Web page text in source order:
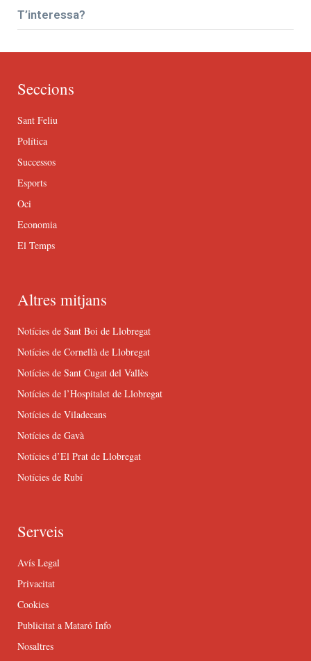
T’interessa?
Seccions
Sant Feliu
Política
Successos
Esports
Oci
Economia
El Temps
Altres mitjans
Notícies de Sant Boi de Llobregat
Notícies de Cornellà de Llobregat
Notícies de Sant Cugat del Vallès
Notícies de l’Hospitalet de Llobregat
Notícies de Viladecans
Notícies de Gavà
Notícies d’El Prat de Llobregat
Notícies de Rubí
Serveis
Avís Legal
Privacitat
Cookies
Publicitat a Mataró Info
Nosaltres